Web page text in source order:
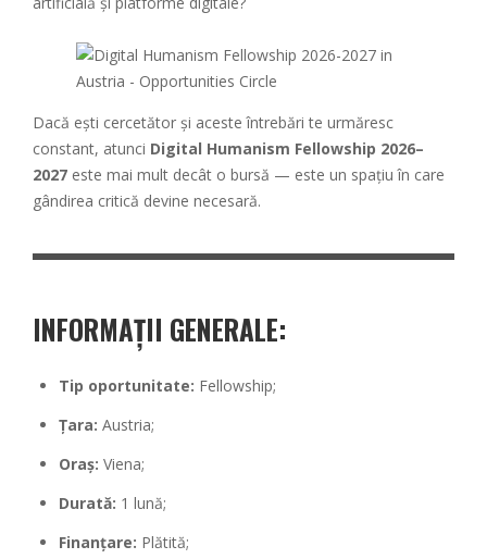
Dacă ești cercetător și aceste întrebări te urmăresc
constant, atunci Digital Humanism Fellowship 2026–
2027 este mai mult decât o bursă — este un spațiu în care
gândirea critică devine necesară.
INFORMAȚII GENERALE:
Tip oportunitate: Fellowship;
Țara: Austria;
Oraș: Viena;
Durată: 1 lună;
Finanțare: Plătită;